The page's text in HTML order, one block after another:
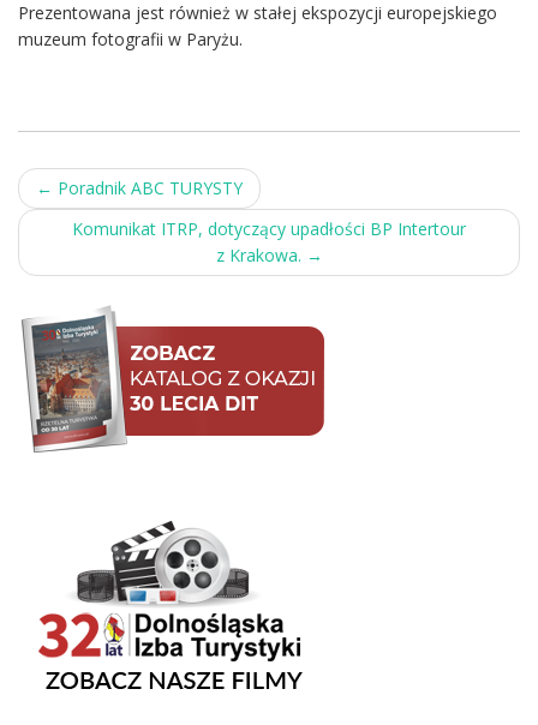
Prezentowana jest również w stałej ekspozycji europejskiego
muzeum fotografii w Paryżu.
Post
navigation
← Poradnik ABC TURYSTY
Komunikat ITRP, dotyczący upadłości BP Intertour
z Krakowa. →